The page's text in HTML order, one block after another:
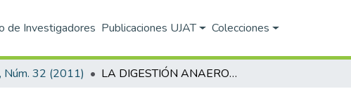
de Investigadores Publicaciones UJAT Colecciones
Núm. 32 (2011) LA DIGESTIÓN ANAEROBIA Y LA BIOQUÍMICA